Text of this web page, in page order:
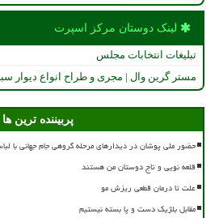
لینک دوستان مركز اسپرت
تبلیغات انتخابات مجلس
مستر گرین وال | مجری و طراح انواع دیوار
پربیننده ترین ها
حضور ملی پوشان در دیدارهای مرحله گروهی جام جهانی با
قلعه نویی و تاج دوستان من هستند
علت تا درمان قطعی ریزش مو
مقابل بلژیک دست و پا بسته نیستیم